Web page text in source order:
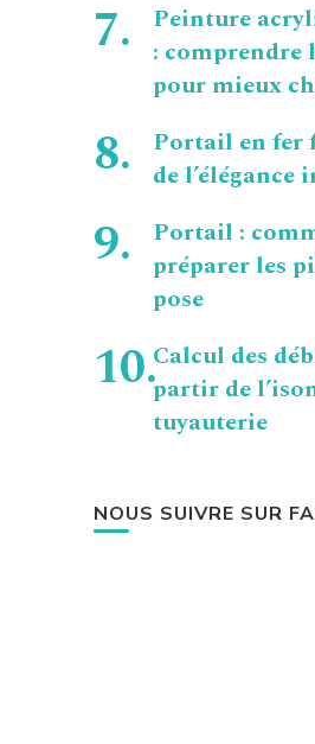
Peinture
: comprendre
pour mieux
Portail en fer
de
Portail :
préparer les
pose
Calcul des
partir de
tuyauterie
NOUS SUIVRE SUR